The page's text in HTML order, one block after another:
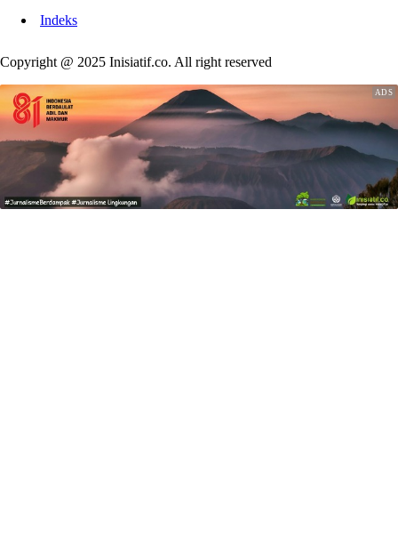
Indeks
Copyright @ 2025 Inisiatif.co. All right reserved